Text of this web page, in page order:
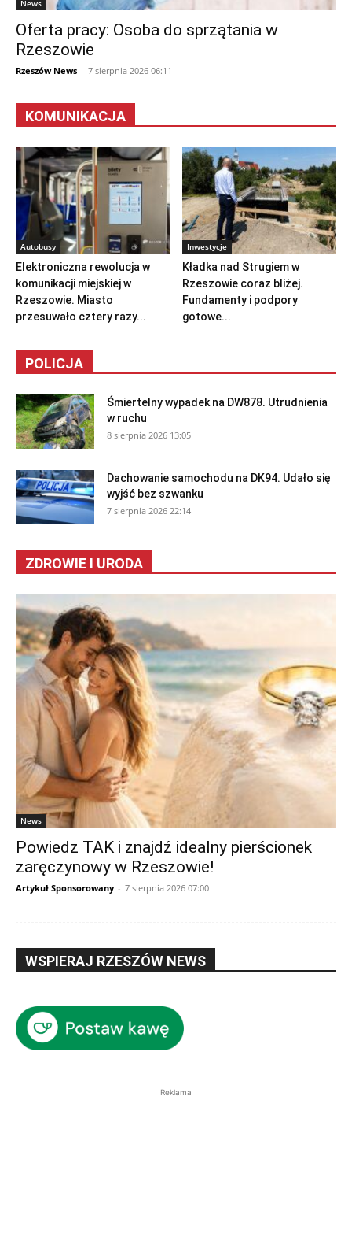
News
Oferta pracy: Osoba do sprzątania w
Rzeszowie
Rzeszów News - 7 sierpnia 2026 06:11
KOMUNIKACJA
Autobusy
Elektroniczna rewolucja w
komunikacji miejskiej w
Rzeszowie. Miasto
przesuwało cztery razy...
Inwestycje
Kładka nad Strugiem w
Rzeszowie coraz bliżej.
Fundamenty i podpory
gotowe...
POLICJA
Śmiertelny wypadek na DW878. Utrudnienia
w ruchu
8 sierpnia 2026 13:05
Dachowanie samochodu na DK94. Udało się
wyjść bez szwanku
7 sierpnia 2026 22:14
ZDROWIE I URODA
News
Powiedz TAK i znajdź idealny pierścionek
zaręczynowy w Rzeszowie!
Artykuł Sponsorowany - 7 sierpnia 2026 07:00
WSPIERAJ RZESZÓW NEWS
Reklama